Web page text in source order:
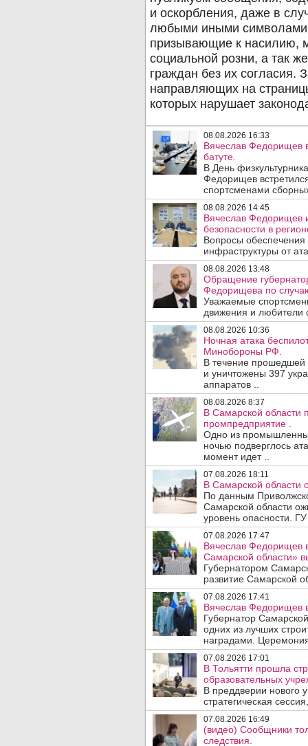
08.08.2026 16:33
Вячеслав Федорищев
батуте.
В День
Федорищев
спортсменами
08.08.2026 14:45
Вячеслав Федорищев
безопасности в
Вопросы обеспечения
инфраструктуры от
08.08.2026 13:48
Обращение
Федорищева по
Уважаемые
движения и любители
08.08.2026 10:36
Ночная атака
Минобороны РФ.
В течение
и уничтожены 397
аппаратов ..
08.08.2026 8:37
В Самарской области
промпредприятие .
Одно из
ночью подверглось
момент идет ..
07.08.2026 18:11
В Самарской области
По данным
Самарской области
уровень опасности.
07.08.2026 17:47
Вячеслав Федорищев
Самарской области»
Губернатором
развитие Самарской
07.08.2026 17:41
Вячеслав Федорищев
Губернатор
одних из лучших
наградами.
07.08.2026 17:01
В Тольятти прошла
образовательных
В преддверии нового
стратегическая
07.08.2026 16:49
(видео) Сообщники
следствия.